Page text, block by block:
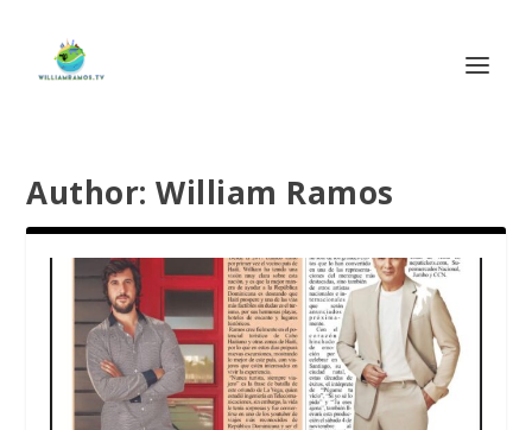
Author:William Ramos